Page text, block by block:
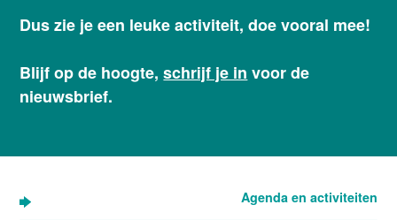
Dus zie je een leuke activiteit, doe vooral mee!
Blijf op de hoogte,schrijf je in voor de
nieuwsbrief.
Agenda en activiteiten